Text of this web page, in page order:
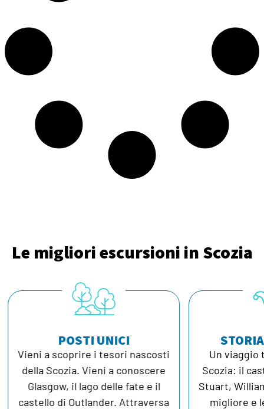
Le migliori escursioni in Scozia
POSTI UNICI
Vieni a scoprire i tesori nascosti
della Scozia. Vieni a conoscere
Glasgow, il lago delle fate e il
castello di Outlander. Attraversa
Un viaggio
Scozia: il
Stuart,
migliore e